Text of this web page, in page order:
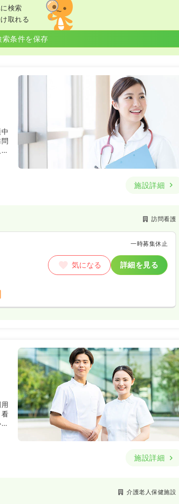
検索
取れる
索条件を保存
施設詳細
訪問看護
一時募集休止
気になる 詳細を見る
施設詳細
介護老人保健施設